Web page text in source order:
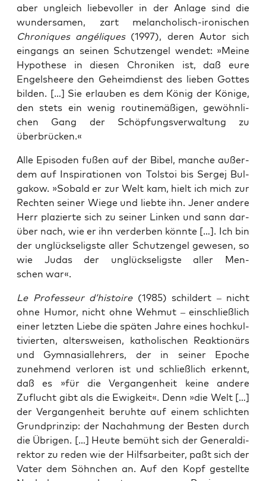
aber ungleich lie­be­vol­ler in der Anla­ge sind die
wun­der­sa­men, zart melan­cho­lisch-iro­ni­schen
Chro­ni­ques angé­li­ques(1997), deren Autor sich
ein­gangs an sei­nen Schutz­en­gel wen­det: »Mei­ne
Hypo­the­se in die­sen Chro­ni­ken ist, daß eure
Engels­hee­re den Geheim­dienst des lie­ben Got­tes
bil­den. […] Sie erlau­ben es dem König der Köni­ge,
den stets ein wenig rou­ti­ne­mä­ßi­gen, gewöhn­li­
chen Gang der Schöp­fungs­ver­wal­tung zu
überbrücken.«
Alle Epi­so­den fußen auf der Bibel, man­che außer­
dem auf Inspi­ra­tio­nen von Tol­stoi bis Ser­gej Bul­
ga­kow. »Sobald er zur Welt kam, hielt ich mich zur
Rech­ten sei­ner Wie­ge und lieb­te ihn. Jener ande­re
Herr pla­zier­te sich zu sei­ner Lin­ken und sann dar­
über nach, wie er ihn ver­der­ben könn­te […]. Ich bin
der unglück­se­ligs­te aller Schutz­en­gel gewe­sen, so
wie Judas der unglück­se­ligs­te aller Men­
schen war«.
Le Pro­fes­seur d’histoire(1985) schil­dert – nicht
ohne Humor, nicht ohne Weh­mut – ein­schließ­lich
einer letz­ten Lie­be die spä­ten Jah­re eines hoch­kul­
ti­vier­ten, alters­wei­sen, katho­li­schen Reak­tio­närs
und Gymnasial­lehrers, der in sei­ner Epo­che
zuneh­mend ver­lo­ren ist und schließ­lich erkennt,
daß es »für die Ver­gan­gen­heit kei­ne ande­re
Zuflucht gibt als die Ewig­keit«. Denn »die Welt […]
der Ver­gan­gen­heit beruh­te auf einem schlich­ten
Grund­prin­zip: der Nach­ah­mung der Bes­ten durch
die Übri­gen. […] Heu­te bemüht sich der Gene­ral­di­
rek­tor zu reden wie der Hilfs­ar­bei­ter, paßt sich der
Vater dem Söhn­chen an. Auf den Kopf gestell­te